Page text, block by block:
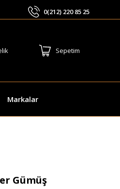
0(212) 220 85 25
Sepetim
Markalar
Gümüş